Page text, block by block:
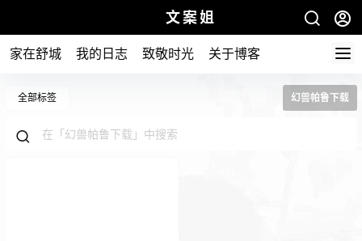
文案姐
家在舒城 我的日志 致敬时光 关于博客
全部标签 幻兽帕鲁下载